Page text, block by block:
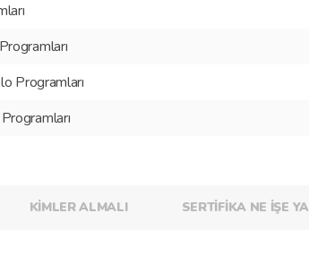
Programları
KİMLER ALMALI SERTİFİKA NE İŞE